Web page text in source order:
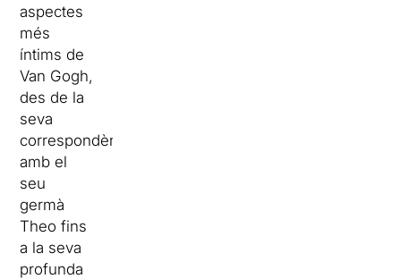
aspectes
més
íntims de
Van Gogh,
des de la
seva
correspondència
amb el
seu
germà
Theo fins
a la seva
profunda